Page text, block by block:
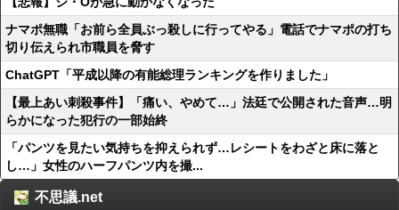
ナマポ無職「お前ら全員ぶっ殺しに行ってやる」電話でナマポの打ち
切り伝えられ市職員を脅す
ChatGPT「平成以降の有能総理ランキングを作りました」
【最上あい刺殺事件】「痛い、やめて…」法廷で公開された音声…明
らかになった犯行の一部始終
「パンツを見たい気持ちを抑えられず…レシートをわざと床に落と
し…」女性のハーフパンツ内を撮...
不思議.net